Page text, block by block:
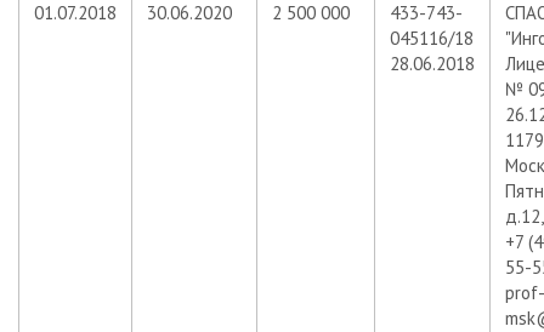
01.07.2018 30.06.2020 2 500 000
433-743-
045116/18
28.06.2018
№
+7
55-
prof-